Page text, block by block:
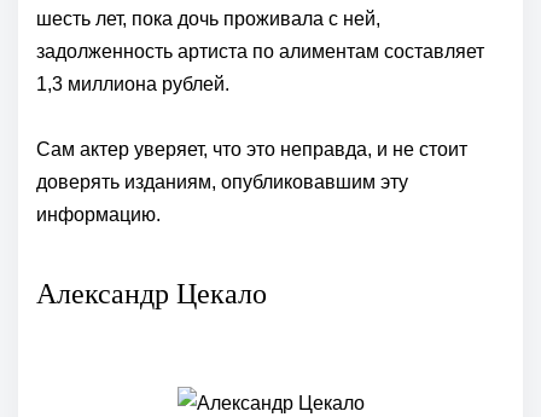
шесть лет, пока дочь проживала с ней,
задолженность артиста по алиментам составляет
1,3 миллиона рублей.
Сам актер уверяет, что это неправда, и не стоит
доверять изданиям, опубликовавшим эту
информацию.
Александр Цекало